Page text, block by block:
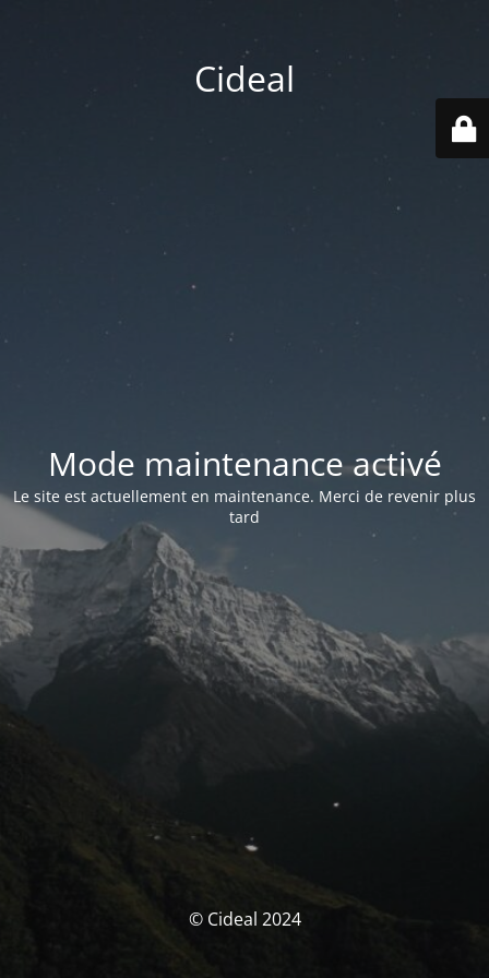
Cideal
Mode maintenance activé
Le site est actuellement en maintenance. Merci de revenir plus
tard
© Cideal 2024